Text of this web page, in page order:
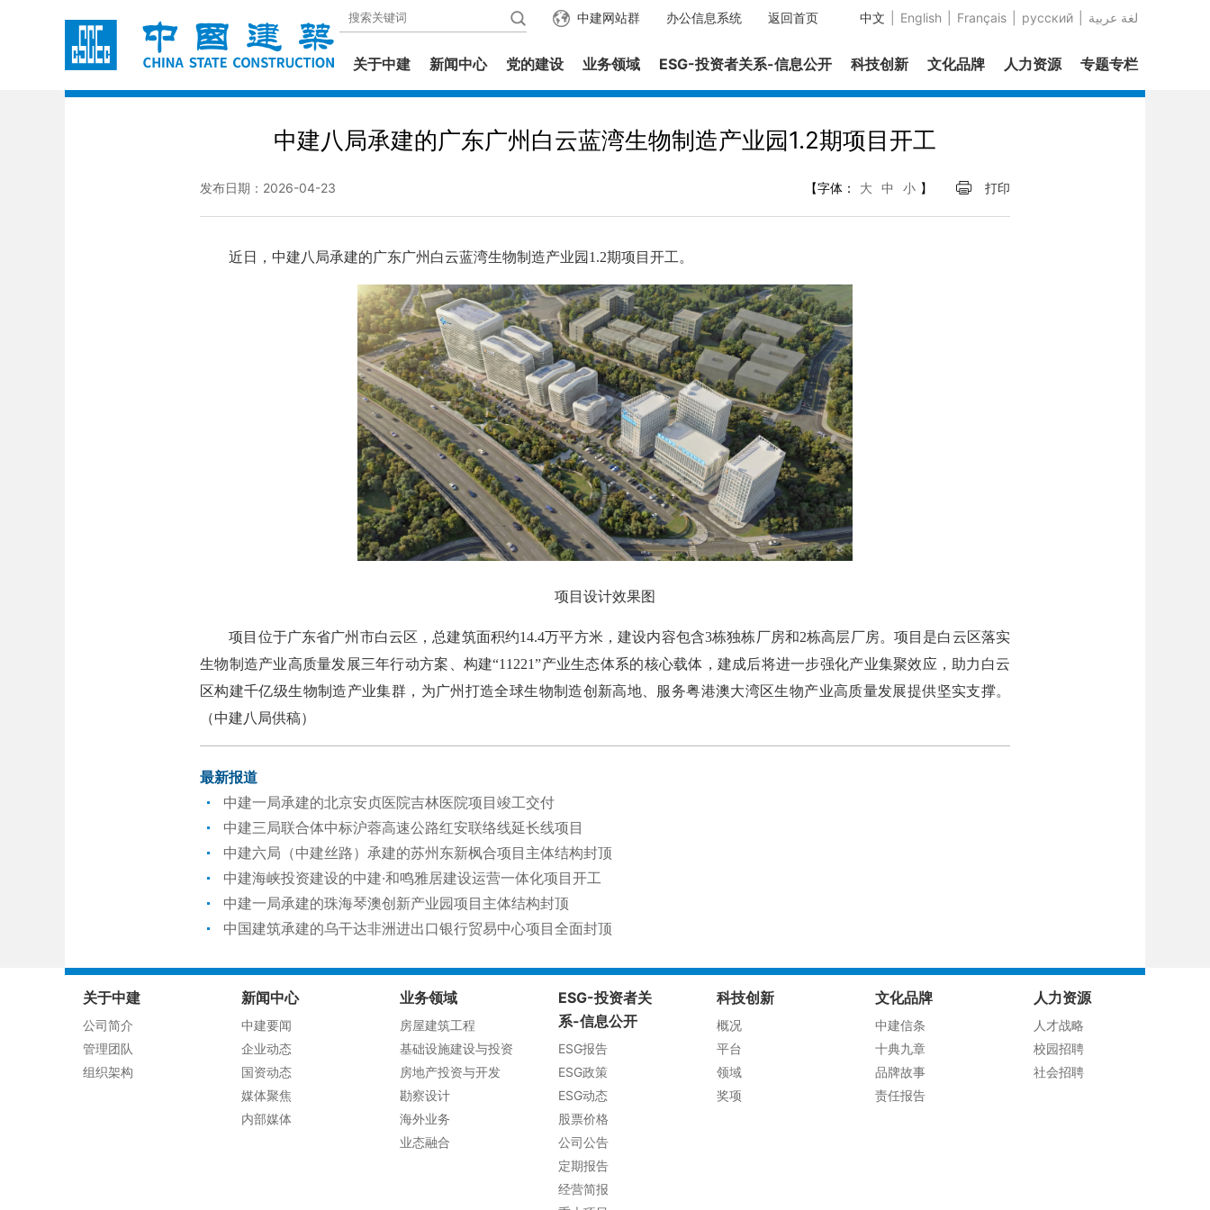
中文 English Français русский عربية‎ لغة 返回首页
办公信息系统
中建网站群
关于中建 新闻中心 党的建设 业务领域 ESG-投资者关系-信息公开 科技创新 文化品牌 人力资源 专题专栏
中建八局承建的广东广州白云蓝湾生物制造产业园1.2期项目开工
发布日期：2026-04-23 【字体： 大 中 小 】 打印
近日，中建八局承建的广东广州白云蓝湾生物制造产业园1.2期项目开工。
项目设计效果图
项目位于广东省广州市白云区，总建筑面积约14.4万平方米，建设内容包含3栋独栋厂房和2栋高层厂房。项目是白云区落实
生物制造产业高质量发展三年行动方案、构建“11221”产业生态体系的核心载体，建成后将进一步强化产业集聚效应，助力白云
区构建千亿级生物制造产业集群，为广州打造全球生物制造创新高地、服务粤港澳大湾区生物产业高质量发展提供坚实支撑。
（中建八局供稿）
最新报道
中建一局承建的北京安贞医院吉林医院项目竣工交付
中建三局联合体中标沪蓉高速公路红安联络线延长线项目
中建六局（中建丝路）承建的苏州东新枫合项目主体结构封顶
中建海峡投资建设的中建·和鸣雅居建设运营一体化项目开工
中建一局承建的珠海琴澳创新产业园项目主体结构封顶
中国建筑承建的乌干达非洲进出口银行贸易中心项目全面封顶
关于中建
公司简介
管理团队
组织架构
新闻中心
中建要闻
企业动态
国资动态
媒体聚焦
内部媒体
业务领域
房屋建筑工程
基础设施建设与投资
房地产投资与开发
勘察设计
海外业务
业态融合
ESG-投资者关
系-信息公开
ESG报告
ESG政策
ESG动态
股票价格
公司公告
定期报告
经营简报
科技创新
概况
平台
领域
奖项
文化品牌
中建信条
十典九章
品牌故事
责任报告
人力资源
人才战略
校园招聘
社会招聘